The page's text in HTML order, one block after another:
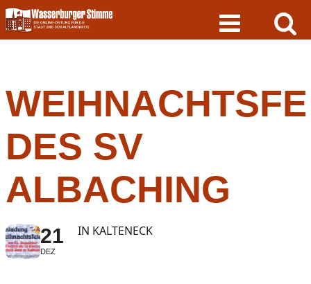
Skip
to
content
DES SV
ALBACHING
21
DEZ
IN KALTENECK